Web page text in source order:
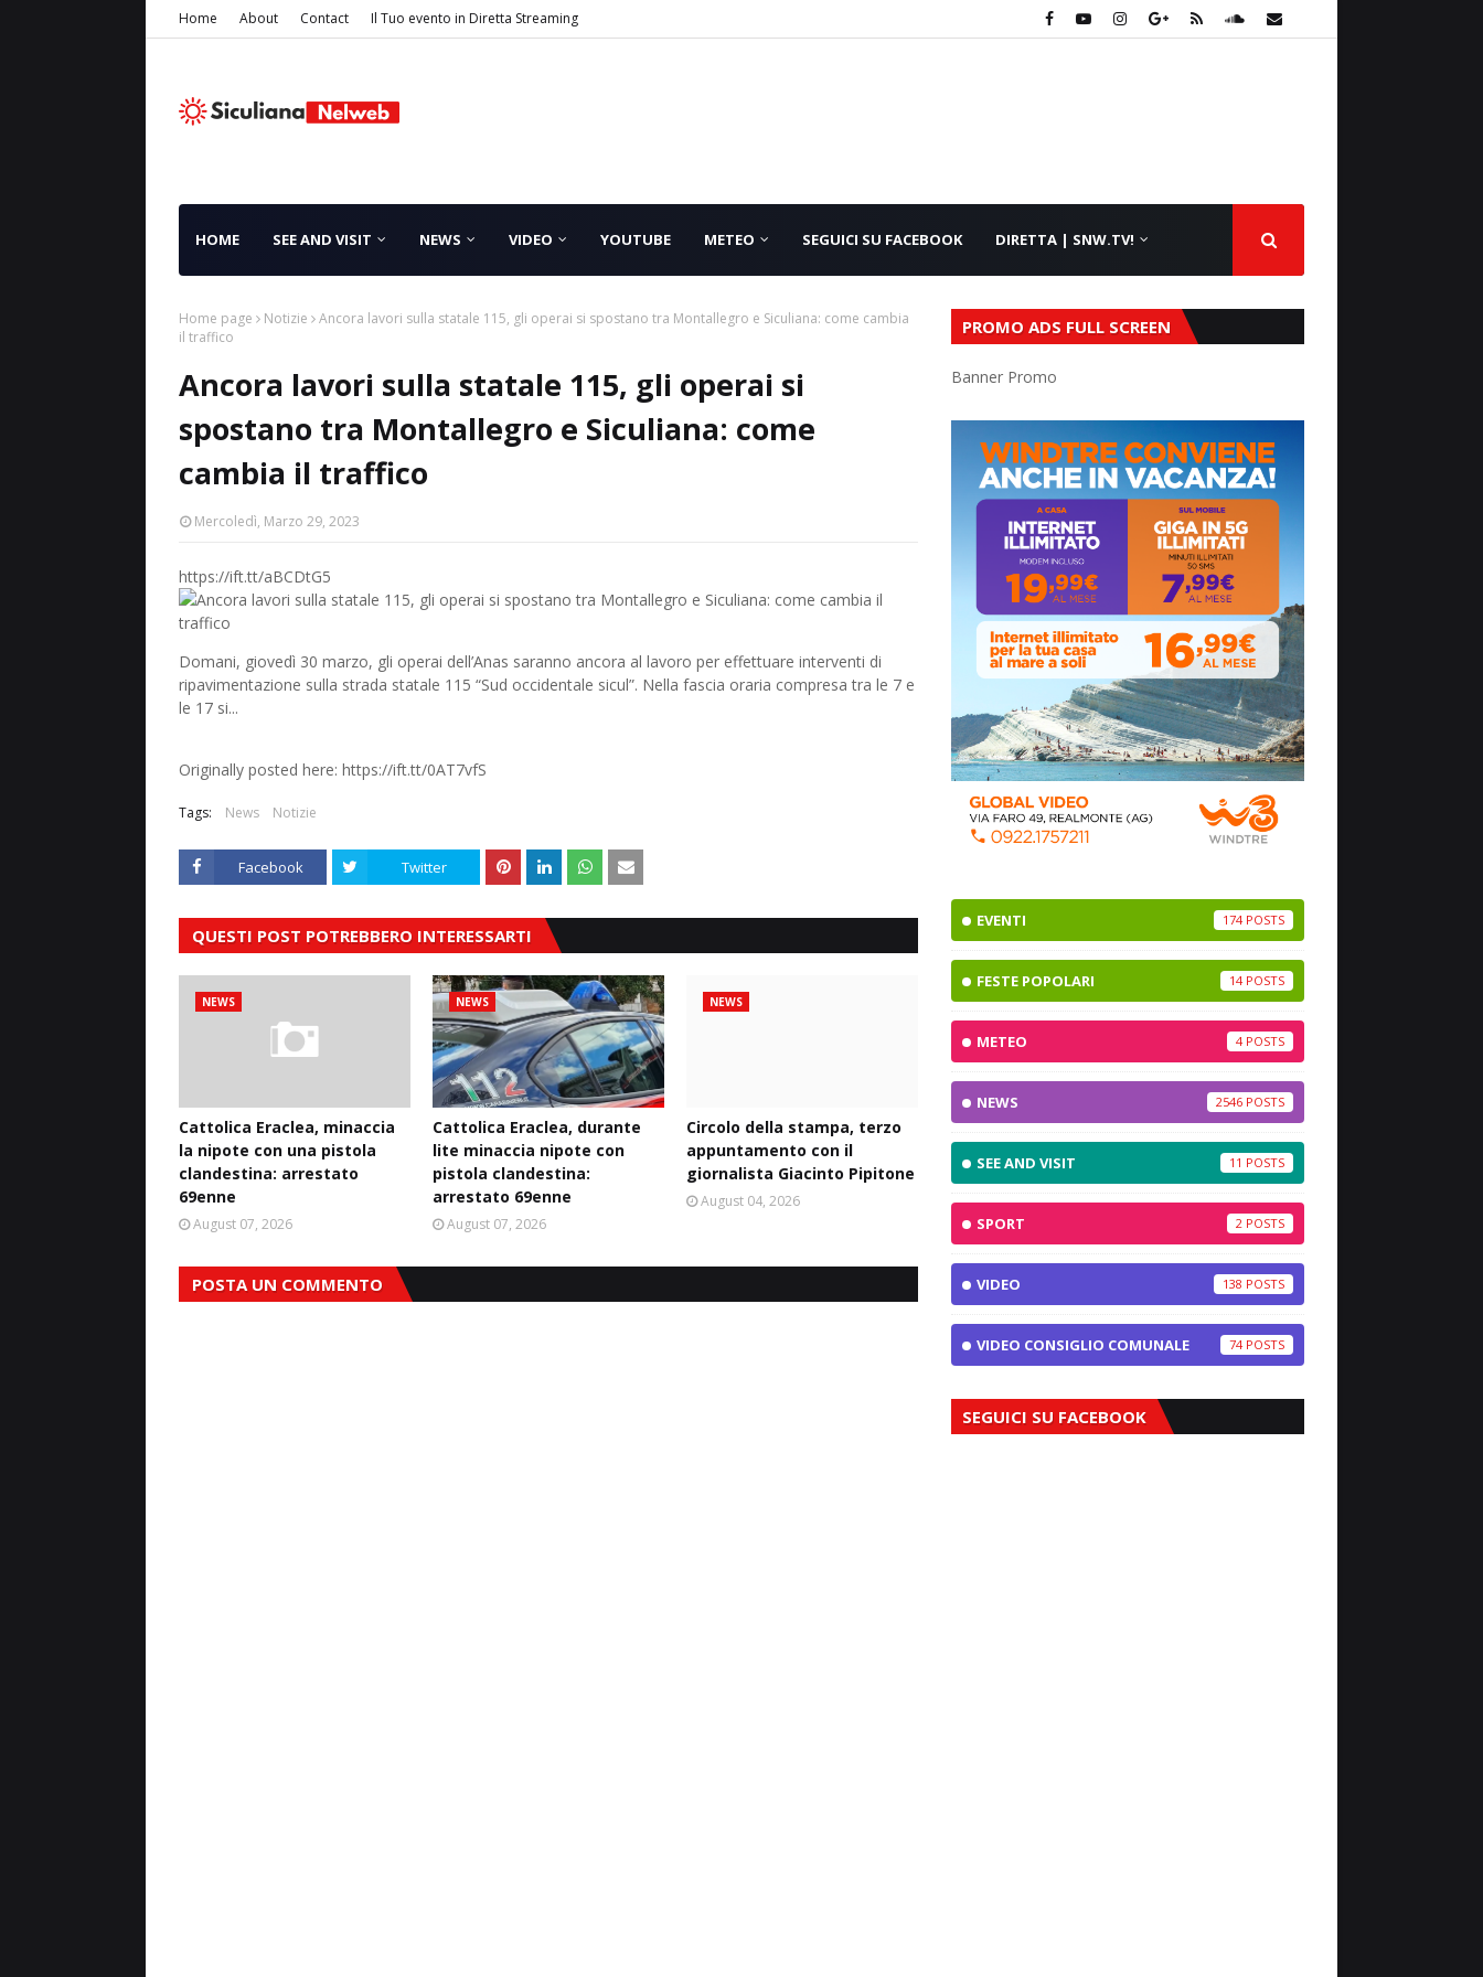
Home About Contact Il Tuo evento in Diretta Streaming
HOME SEE AND VISIT NEWS VIDEO YOUTUBE METEO SEGUICI SU FACEBOOK DIRETTA | SNW.TV!
Home page Notizie
Ancora lavori sulla statale 115, gli operai si spostano tra Montallegro e Siculiana: come cambia
il traffico
Ancora lavori sulla statale 115, gli operai si
spostano tra Montallegro e Siculiana: come
cambia il traffico
Mercoledì, Marzo 29, 2023
https://ift.tt/aBCDtG5
Domani, giovedì 30 marzo, gli operai dell’Anas saranno ancora al lavoro per effettuare interventi di
ripavimentazione sulla strada statale 115 “Sud occidentale sicul”. Nella fascia oraria compresa tra le 7 e
le 17 si...
Originally posted here: https://ift.tt/0AT7vfS
Tags: News Notizie
Facebook Twitter
QUESTI POST POTREBBERO INTERESSARTI
NEWS
Cattolica Eraclea, minaccia
la nipote con una pistola
clandestina: arrestato
69enne
August 07, 2026
NEWS
Cattolica Eraclea, durante
lite minaccia nipote con
pistola clandestina:
arrestato 69enne
August 07, 2026
NEWS
Circolo della stampa, terzo
appuntamento con il
giornalista Giacinto Pipitone
August 04, 2026
POSTA UN COMMENTO
PROMO ADS FULL SCREEN
Banner Promo
EVENTI 174
FESTE POPOLARI 14
METEO 4
NEWS 2546
SEE AND VISIT 11
SPORT 2
VIDEO 138
VIDEO CONSIGLIO COMUNALE 74
SEGUICI SU FACEBOOK